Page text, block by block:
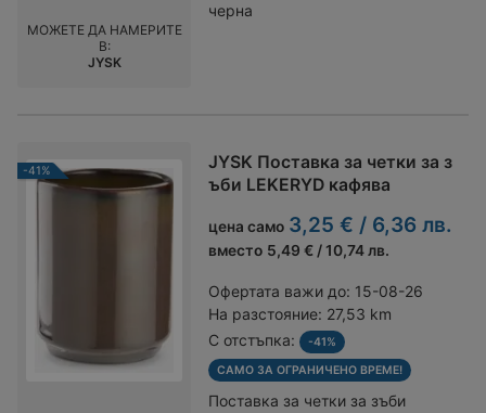
черна
МОЖЕТЕ ДА НАМЕРИТЕ
В:
JYSK
-41%
JYSK Поставка за четки за з
ъби LEKERYD кафява
цена само 3,25 € / 6,36 лв.
вместо 5,49 € / 10,74 лв.
Офертата важи до: 15-08-26
На разстояние: 27,53 km
С отстъпка:
-41%
САМО ЗА ОГРАНИЧЕНО ВРЕМЕ!
Поставка за четки за зъби